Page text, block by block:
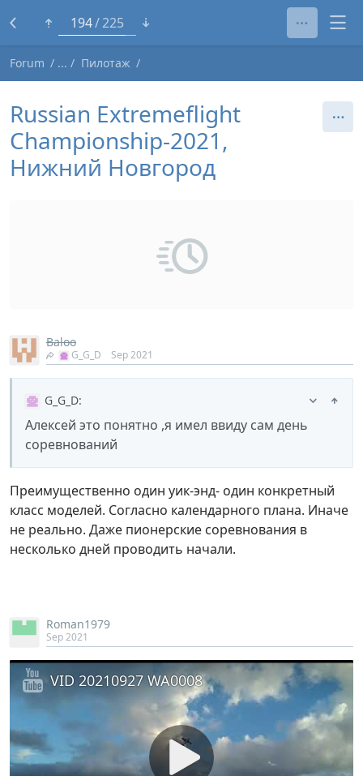
170 225
Forum Пилотаж
Russian Extremeflight
Championship-2021,
Нижний Новгород
Baloo
G_G_D Sep 2021
G_G_D:
Алексей это понятно ,я имел ввиду сам день
соревнований
Преимущественно один уик-энд- один конкретный
класс моделей. Согласно календарного плана. Иначе
не реально. Даже пионерские соревнования в
несколько дней проводить начали.
Roman1979
Sep 2021
VID 20210927 WA0008